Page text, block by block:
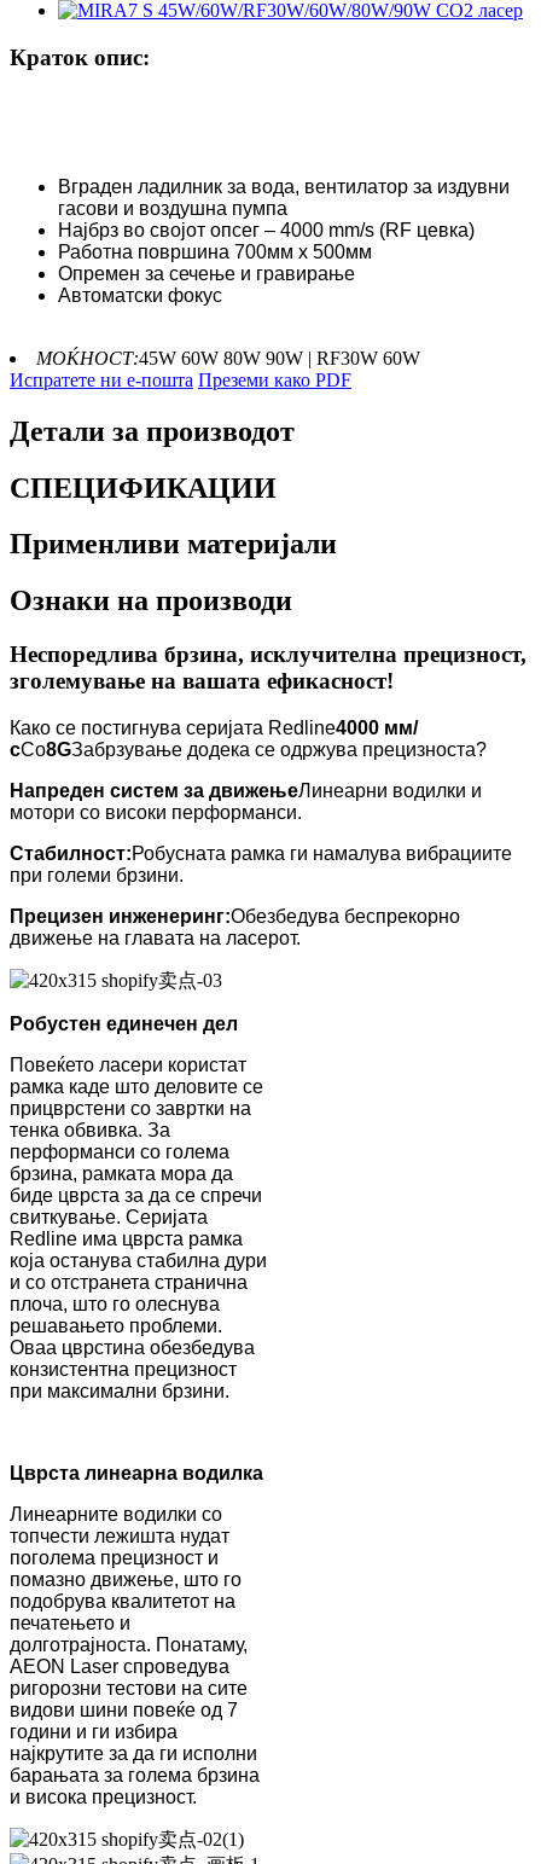
Краток опис:
Вграден ладилник за вода, вентилатор за издувни
гасови и воздушна пумпа
Најбрз во својот опсег – 4000 mm/s (RF цевка)
Работна површина 700мм x 500мм
Опремен за сечење и гравирање
Автоматски фокус
МОЌНОСТ:45W 60W 80W 90W | RF30W 60W
Испратете ни е-пошта Преземи како PDF
Детали за производот
СПЕЦИФИКАЦИИ
Применливи материјали
Ознаки на производи
Неспоредлива брзина, исклучителна прецизност,
зголемување на вашата ефикасност!
Како се постигнува серијата Redline4000 мм/
сСо8GЗабрзување додека се одржува прецизноста?
Напреден систем за движењеЛинеарни водилки и
мотори со високи перформанси.
Стабилност:Робусната рамка ги намалува вибрациите
при големи брзини.
Прецизен инженеринг:Обезбедува беспрекорно
движење на главата на ласерот.
Робустен единечен дел
Повеќето ласери користат
рамка каде што деловите се
прицврстени со завртки на
тенка обвивка. За
перформанси со голема
брзина, рамката мора да
биде цврста за да се спречи
свиткување. Серијата
Redline има цврста рамка
која останува стабилна дури
и со отстранета странична
плоча, што го олеснува
решавањето проблеми.
Оваа цврстина обезбедува
конзистентна прецизност
при максимални брзини.
Цврста линеарна водилка
Линеарните водилки со
топчести лежишта нудат
поголема прецизност и
помазно движење, што го
подобрува квалитетот на
печатењето и
долготрајноста. Понатаму,
AEON Laser спроведува
ригорозни тестови на сите
видови шини повеќе од 7
години и ги избира
најкрутите за да ги исполни
барањата за голема брзина
и висока прецизност.